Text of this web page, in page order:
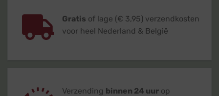
Gratis of lage (€ 3,95) verzendkosten
voor heel Nederland & België
Verzending binnen 24 uur op